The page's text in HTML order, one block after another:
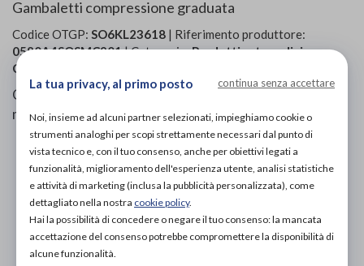
Gambaletti compressione graduata
Codice OTGP: SO6KL23618 | Riferimento produttore:
0580A4SOSMC901| Categoria:Prodotti ortopedici»
Collant e calze contenitive
Gambaletto unisex a compressione graduata 18/24
mmHg con pregiato filato di bamboo.
PROVA E ACQUISTA IN NEGOZIO
DA37,00€
PROVA E NOLEGGIA IN NEGOZIO
NON DISPONIBILE
ACQUISTA ONLINE
La tua privacy, al primo posto continua senza accettare
Noi, insieme ad alcuni partner selezionati, impieghiamo cookie o
strumenti analoghi per scopi strettamente necessari dal punto di
vista tecnico e, con il tuo consenso, anche per obiettivi legati a
funzionalità, miglioramento dell'esperienza utente, analisi statistiche
e attività di marketing (inclusa la pubblicità personalizzata), come
dettagliato nella nostra cookie policy.
Hai la possibilità di concedere o negare il tuo consenso: la mancata
accettazione del consenso potrebbe compromettere la disponibilità di
alcune funzionalità.